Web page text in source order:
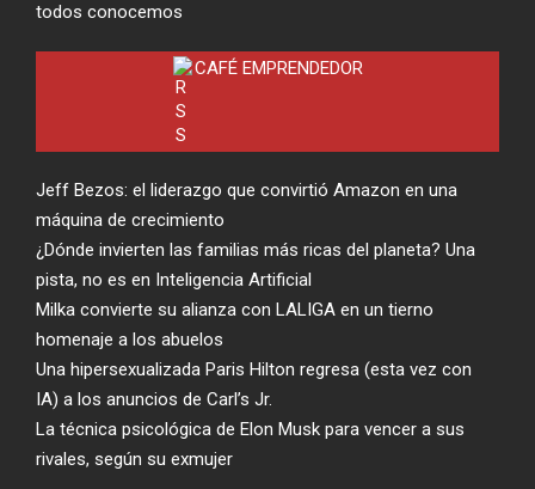
todos conocemos
CAFÉ EMPRENDEDOR
Jeff Bezos: el liderazgo que convirtió Amazon en una
máquina de crecimiento
¿Dónde invierten las familias más ricas del planeta? Una
pista, no es en Inteligencia Artificial
Milka convierte su alianza con LALIGA en un tierno
homenaje a los abuelos
Una hipersexualizada Paris Hilton regresa (esta vez con
IA) a los anuncios de Carl’s Jr.
La técnica psicológica de Elon Musk para vencer a sus
rivales, según su exmujer